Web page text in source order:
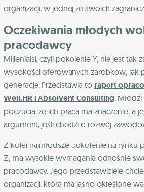
organizacji, w jednej ze swoich
Oczekiwania młodych
pracodawcy
Millenialsi, czyli pokolenie Y, nie jest tak
wysokości oferowanych zarobków, jak
generacje. Przedstawia to raport
Well.HR i Absolvent Consulting .
poczucia, że ich praca ma znaczenie, a
argument, jeśli chodzi o rozwój
Z kolei najmłodsze pokolenie na rynku
Z, ma wysokie wymagania odnośnie
pracodawcy. Jego przedstawiciele
organizacji, która ma jasno określone